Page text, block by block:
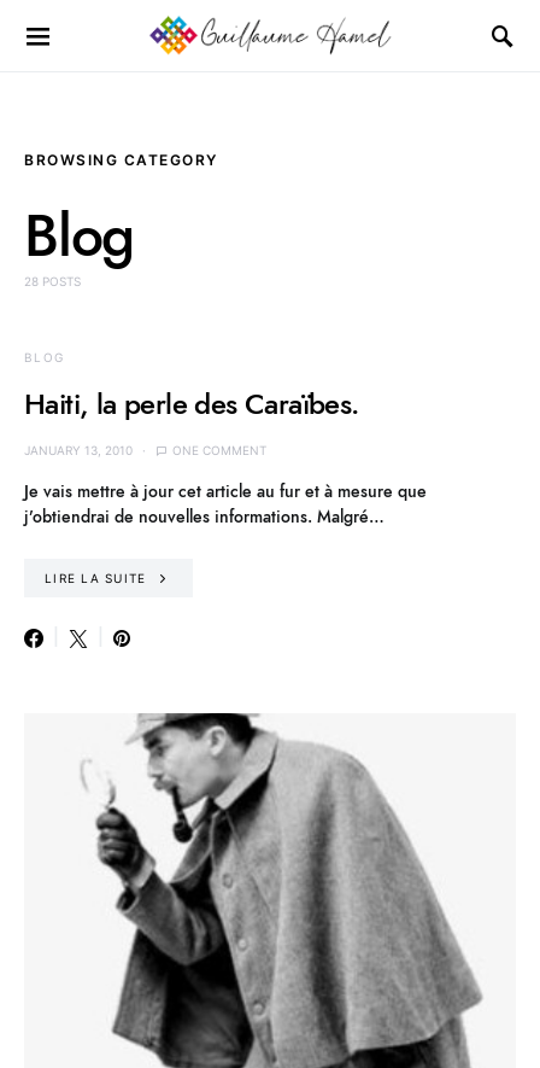
BROWSING CATEGORY
Blog
28 POSTS
BLOG
Haiti, la perle des Caraïbes.
JANUARY 13, 2010 ONE COMMENT
Je vais mettre à jour cet article au fur et à mesure que
j’obtiendrai de nouvelles informations. Malgré…
LIRE LA SUITE